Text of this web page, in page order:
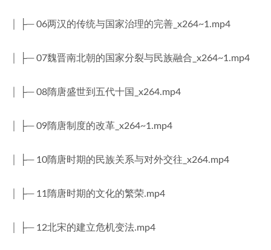
│ ├─ 06两汉的传统与国家治理的完善_x264~1.mp4
│ ├─ 07魏晋南北朝的国家分裂与民族融合_x264~1.mp4
│ ├─ 08隋唐盛世到五代十国_x264.mp4
│ ├─ 09隋唐制度的改革_x264~1.mp4
│ ├─ 10隋唐时期的民族关系与对外交往_x264.mp4
│ ├─ 11隋唐时期的文化的繁荣.mp4
│ ├─ 12北宋的建立危机变法.mp4